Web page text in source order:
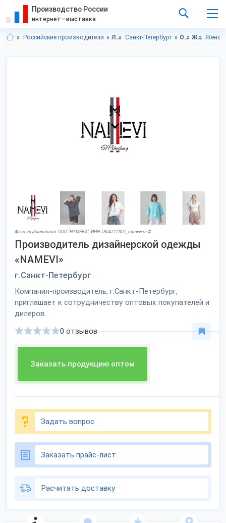
Производство России
интернет—выставка
Российские производители Ленинградская область Санкт-Петербург Одежда Женская одежда и аксессуары
Фото опубликовано: ООО "НАМЕВИ", ИНН 7804712307, namevi.ru ©
Производитель дизайнерской одежды
«NAMEVI»
г.Санкт-Петербург
Компания-производитель, г.Санкт-Петербург,
приглашает к сотрудничеству оптовых покупателей и
дилеров.
Заказать продукцию оптом
0 отзывов
Задать вопрос
Заказать прайс-лист
Расчитать доставку